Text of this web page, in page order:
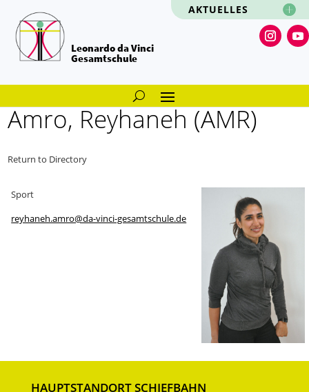
AKTUELLES
Leonardo da Vinci
Gesamtschule
Amro, Reyhaneh (AMR)
Return to Directory
Sport
reyhaneh.amro@da-vinci-gesamtschule.de
HAUPTSTANDORT SCHIEFBAHN